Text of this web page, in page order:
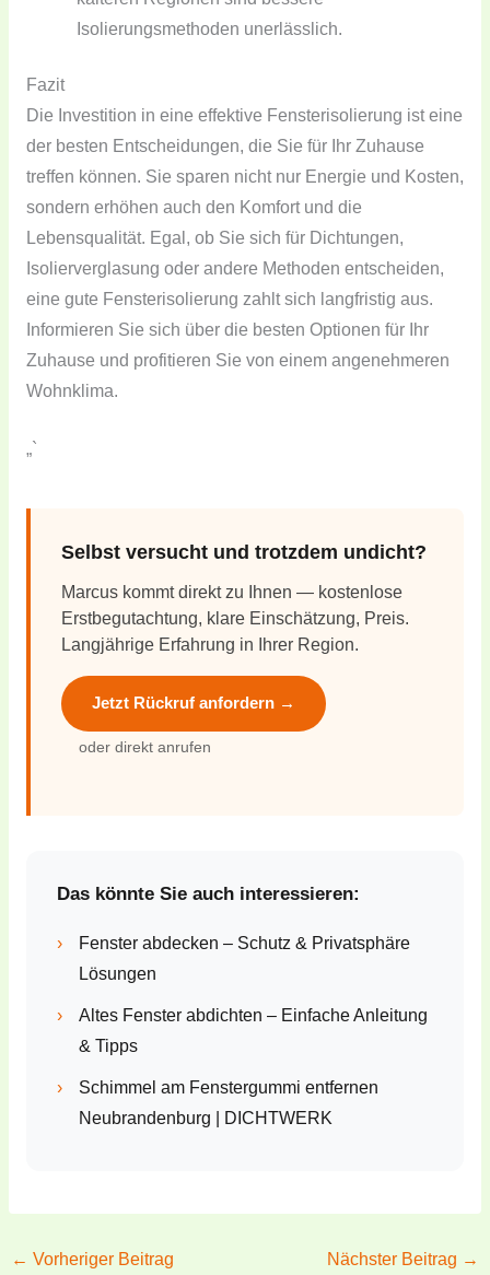
Isolierungsmethoden unerlässlich.
Fazit
Die Investition in eine effektive Fensterisolierung ist eine
der besten Entscheidungen, die Sie für Ihr Zuhause
treffen können. Sie sparen nicht nur Energie und Kosten,
sondern erhöhen auch den Komfort und die
Lebensqualität. Egal, ob Sie sich für Dichtungen,
Isolierverglasung oder andere Methoden entscheiden,
eine gute Fensterisolierung zahlt sich langfristig aus.
Informieren Sie sich über die besten Optionen für Ihr
Zuhause und profitieren Sie von einem angenehmeren
Wohnklima.
„`
Selbst versucht und trotzdem undicht?
Marcus kommt direkt zu Ihnen — kostenlose
Erstbegutachtung, klare Einschätzung, Preis.
Langjährige Erfahrung in Ihrer Region.
Jetzt Rückruf anfordern →
oder direkt anrufen
Das könnte Sie auch interessieren:
›
Fenster abdecken – Schutz & Privatsphäre
Lösungen
›
Altes Fenster abdichten – Einfache Anleitung
& Tipps
›
Schimmel am Fenstergummi entfernen
Neubrandenburg | DICHTWERK
← Vorheriger Beitrag Nächster Beitrag →